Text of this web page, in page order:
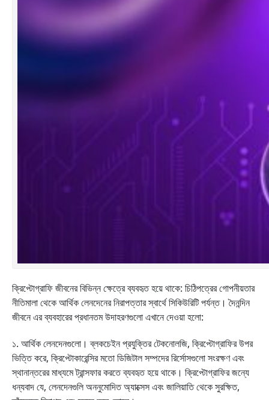
ক্রিপ্টোগ্রাফি জীবনের বিভিন্ন ক্ষেত্রে ব্যবহৃত হয়ে থাকে: চিঠিপত্রের গোপনীয়তার
নীতিমালা থেকে আর্থিক লেনদেনের নিরাপত্তার স্বার্থে সিকিউরিটি পর্যন্ত। দৈনন্দিন
জীবনে এর ব্যবহারের প্রধানতম উদাহরণগুলো এখানে দেওয়া হলো:
১. আর্থিক লেনদেনগুলো। ব্লকচেইন প্রযুক্তির টেকনোলজি, ক্রিপ্টোগ্রাফির উপর
ভিত্তি করে, ক্রিপ্টোকারেন্সির মতো ডিজিটাল সম্পদের রির্সোসগুলো সংরক্ষণ এবং
স্থানান্তরের মাধ্যমে ট্রান্সফার করতে ব্যবহৃত হয়ে থাকে। ক্রিপ্টোগ্রাফির জন্যে
ধন্যবাদ যে, লেনদেনগুলি অননুমোদিত অ্যাক্সেস এবং জালিয়াতি থেকে সুরক্ষিত,